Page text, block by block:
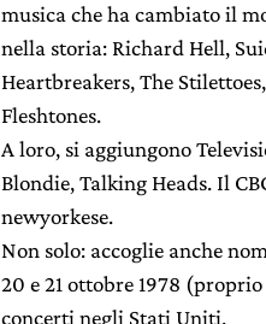
musica che ha cambiato il
nella storia: Richard Hell,
Heartbreakers, The
Fleshtones.
A loro, si aggiungono
Blondie, Talking Heads. Il
newyorkese.
Non solo: accoglie anche
20 e 21 ottobre 1978
concerti negli Stati Uniti.